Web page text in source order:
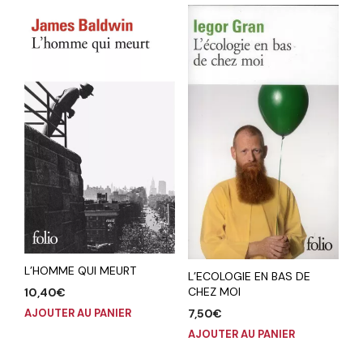
L’HOMME QUI MEURT
10,40€
AJOUTER AU PANIER
L’ECOLOGIE EN BAS DE
CHEZ MOI
7,50€
AJOUTER AU PANIER